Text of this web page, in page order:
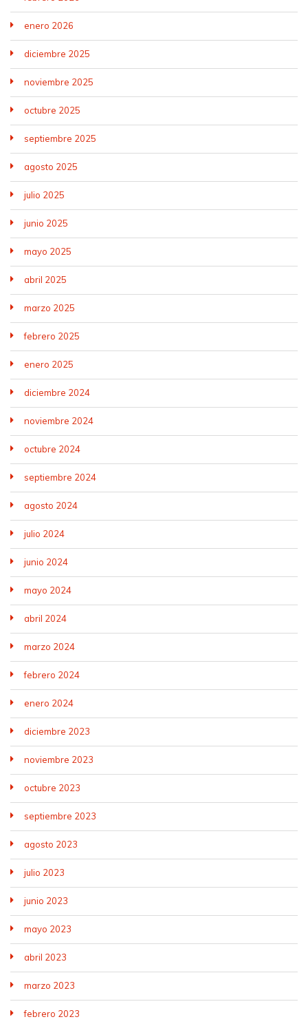
enero 2026
diciembre 2025
noviembre 2025
octubre 2025
septiembre 2025
agosto 2025
julio 2025
junio 2025
mayo 2025
abril 2025
marzo 2025
febrero 2025
enero 2025
diciembre 2024
noviembre 2024
octubre 2024
septiembre 2024
agosto 2024
julio 2024
junio 2024
mayo 2024
abril 2024
marzo 2024
febrero 2024
enero 2024
diciembre 2023
noviembre 2023
octubre 2023
septiembre 2023
agosto 2023
julio 2023
junio 2023
mayo 2023
abril 2023
marzo 2023
febrero 2023